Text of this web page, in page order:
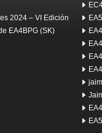
2024 – VI Edición
EA4BPG (SK)